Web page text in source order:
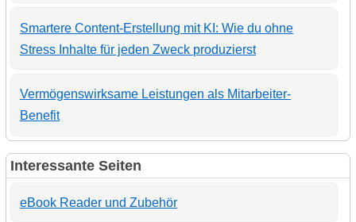
Smartere Content-Erstellung mit KI: Wie du ohne
Stress Inhalte für jeden Zweck produzierst
Vermögenswirksame Leistungen als Mitarbeiter-
Benefit
Interessante Seiten
eBook Reader und Zubehör